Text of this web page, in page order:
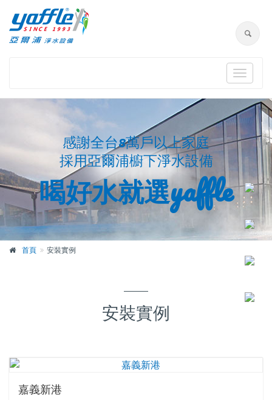
Toggle
感謝全台8萬戶以上家庭
採用亞爾浦櫥下淨水設備
喝好水就選yaffle
首頁 安裝實例
安裝實例
嘉義新港